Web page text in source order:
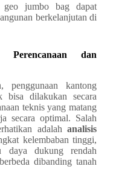
geo jumbo bag dapat
berkelanjutan di
Perencanaan dan
penggunaan kantong
bisa dilakukan secara
teknis yang matang
secara optimal. Salah
adalahanalisis
kelembaban tinggi,
daya dukung rendah
dibanding tanah